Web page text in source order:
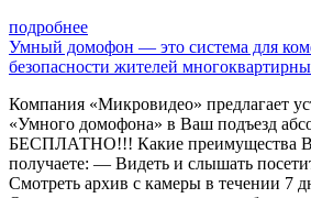
подробнее
Умный домофон — это система для
безопасности жителей
Компания «Микровидео» предлагает
«Умного домофона» в Ваш подъезд
БЕСПЛАТНО!!! Какие преимущества
получаете: — Видеть и слышать
Смотреть архив с камеры в течении 7